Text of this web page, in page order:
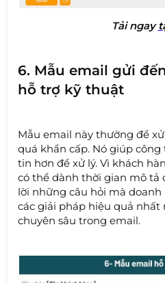
Tải ngay
6. Mẫu email gửi
hỗ trợ kỹ thuật
Mẫu email này thường để
quá khẩn cấp. Nó giúp
tin hơn để xử lý. Vì khách
có thể dành thời gian mô tả
lời những câu hỏi mà
các giải pháp hiệu quả nhất
chuyên sâu trong email.